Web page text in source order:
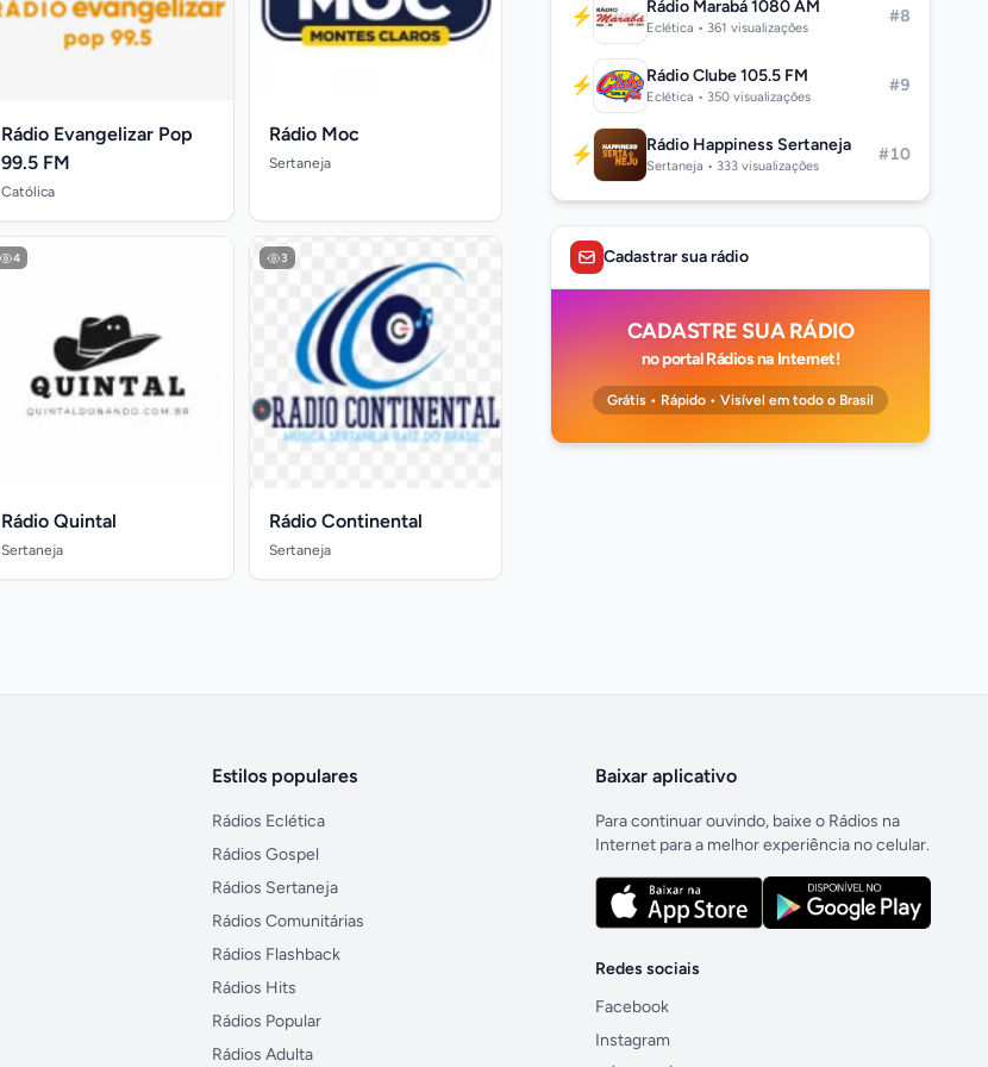
Rádio Evangelizar Pop
99.5 FM
Católica
Rádio Moc
Sertaneja
4
Rádio Quintal
Sertaneja
3
Rádio Continental
Sertaneja
⚡ Rádio Marabá 1080 AM
Eclética • 361 visualizações
#8
⚡ Rádio Clube 105.5 FM
Eclética • 350 visualizações
#9
⚡ Rádio Happiness Sertaneja
Sertaneja • 333 visualizações
#10
Cadastrar sua rádio
CADASTRE SUA RÁDIO
no portal Rádios na Internet!
Grátis • Rápido • Visível em todo o Brasil
Estilos populares
Rádios Eclética
Rádios Gospel
Rádios Sertaneja
Rádios Comunitárias
Rádios Flashback
Rádios Hits
Rádios Popular
Rádios Adulta
Baixar aplicativo
Para continuar ouvindo, baixe o Rádios na
Internet para a melhor experiência no celular.
Redes sociais
Facebook
Instagram